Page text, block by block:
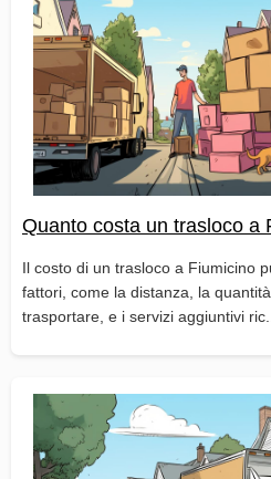
Quanto costa un trasloco a
Il costo di un trasloco a Fiumicino
fattori, come la distanza, la
trasportare, e i servizi aggiuntivi ric...